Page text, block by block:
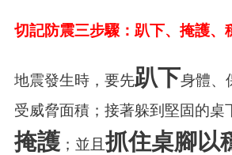
切記防震三步驟：趴下、掩護、
地震發生時，要先趴下身體、
受威脅面積；接著躲到堅固的桌
掩護 ；並且抓住桌腳以